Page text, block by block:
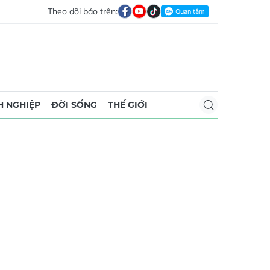
Theo dõi báo trên:
NGHIỆP ĐỜI SỐNG THẾ GIỚI